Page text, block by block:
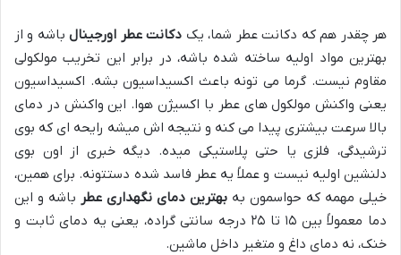
هر چقدر هم که دکانت عطر شما، یک دکانت عطر اورجینالباشه و از
بهترین مواد اولیه ساخته شده باشه، در برابر این تخریب مولکولی
مقاوم نیست. گرما می تونه باعث اکسیداسیون بشه. اکسیداسیون
یعنی واکنش مولکول های عطر با اکسیژن هوا. این واکنش در دمای
بالا سرعت بیشتری پیدا می کنه و نتیجه اش میشه رایحه ای که بوی
ترشیدگی، فلزی یا حتی پلاستیکی میده. دیگه خبری از اون بوی
دلنشین اولیه نیست و عملاً یه عطر فاسد شده دستتونه. برای همین،
خیلی مهمه که حواسمون به بهترین دمای نگهداری عطر باشه و این
دما معمولاً بین ۱۵ تا ۲۵ درجه سانتی گراده، یعنی یه دمای ثابت و
خنک، نه دمای داغ و متغیر داخل ماشین.